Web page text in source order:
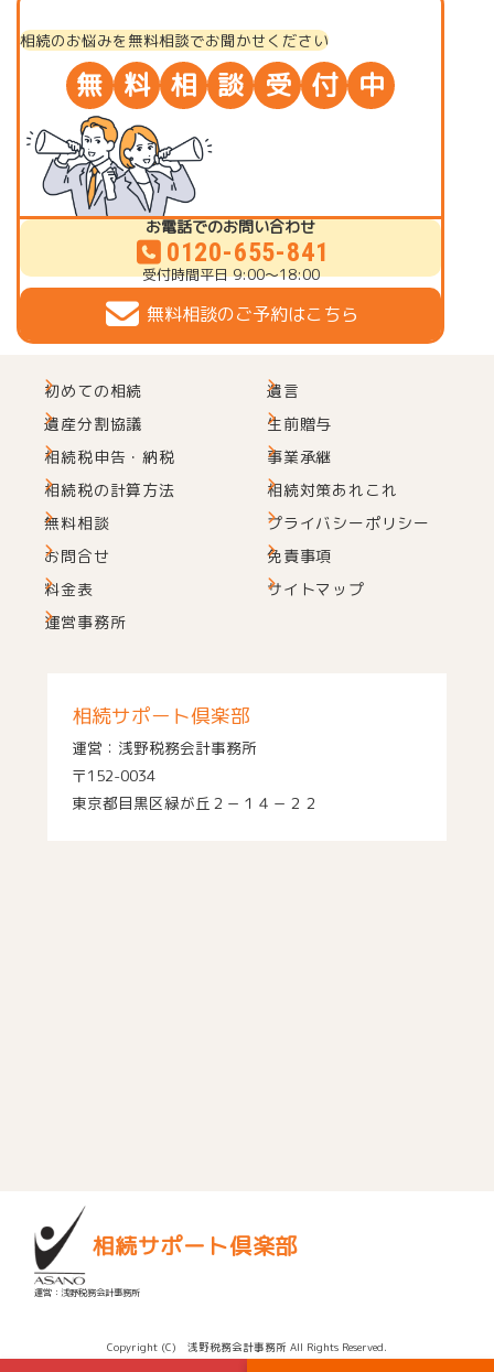
相続のお悩みを無料相談でお聞かせください
無 料 相 談 受 付 中
お電話でのお問い合わせ
0120-655-841
受付時間平日 9:00～18:00
無料相談のご予約はこちら
初めての相続
遺産分割協議
相続税申告・納税
相続税の計算方法
遺言
生前贈与
事業承継
相続対策あれこれ
無料相談
お問合せ
料金表
運営事務所
プライバシーポリシー
免責事項
サイトマップ
相続サポート倶楽部
運営：浅野税務会計事務所
〒152-0034
東京都目黒区緑が丘２－１４－２２
相続サポート倶楽部
運営：浅野税務会計事務所
Copyright (C) 浅野税務会計事務所 All Rights Reserved.